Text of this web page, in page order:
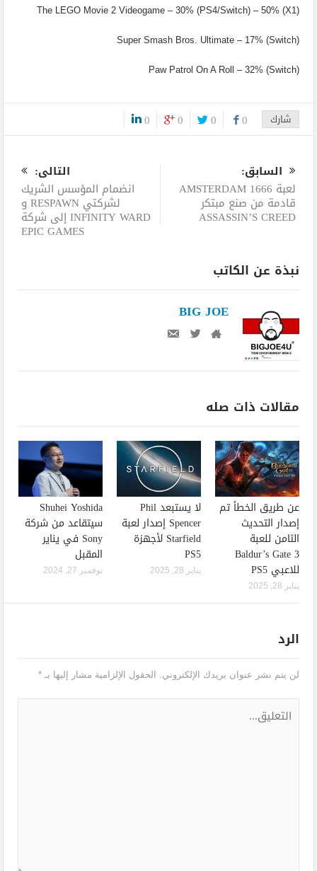
The LEGO Movie 2 Videogame – 30% (PS4/Switch) – 50% (X1)
Super Smash Bros. Ultimate – 17% (Switch)
Paw Patrol On A Roll – 32% (Switch)
شارك 0
0
0
0
السابق:
لعبة AMSTERDAM 1666
قادمة من صنع مبتكر
ASSASSIN’S CREED
التالى:
انضمام المؤسس الشريك
لشركتي RESPAWN و
INFINITY WARD إلى شركة
EPIC GAMES
نبذة عن الكاتب
BIG JOE
مقالات ذات صله
عن طريق الخطأ تم
إصدار التحديث
الثامن للعبة
Baldur’s Gate 3
للاعبي PS5
يناير 28, 2025
لا يستبعد Phil
Spencer إصدار لعبة
Starfield لأجهزة
PS5
يناير 28, 2025
Shuhei Yoshida
سيتقاعد من شركة
Sony في يناير
المقبل
نوفمبر 27, 2024
الرد
لن يتم نشر عنوان بريدك الإلكتروني. الحقول الإلزامية مشار إليها بـ*